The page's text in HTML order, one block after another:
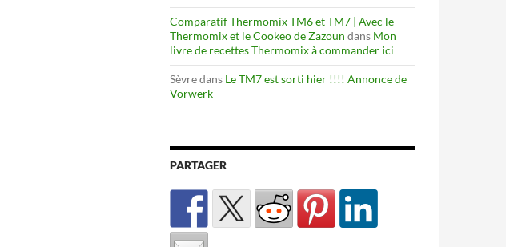
Comparatif Thermomix TM6 et TM7 | Avec le
Thermomix et le Cookeo de Zazoun dans Mon
livre de recettes Thermomix à commander ici
Sèvredans Le TM7 est sorti hier !!!! Annonce de
Vorwerk
PARTAGER